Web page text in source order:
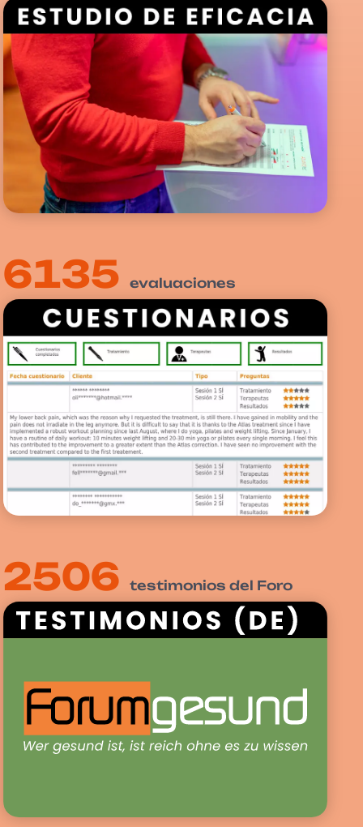
6135 evaluaciones
2506 testimonios del Foro